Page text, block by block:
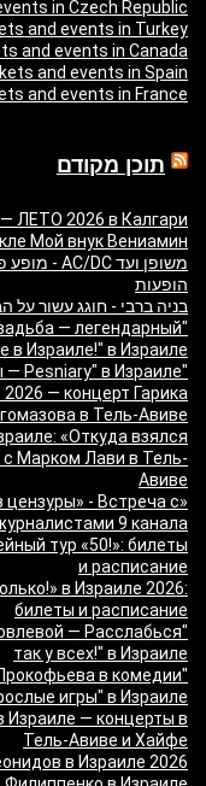
in Czech Republic
and events in Turkey
and events in Canada
and events in Spain
and events in France
תוכן מקודם
— ЛЕТО 2026 в Калгари
Мой внук Вениамин
הופעות
בניה ברבי - חוגג עשור על הבמות! 2026 - כרטיסים
— легендарный
в Израиле!" в Израиле
"Песняры — Pesniary" в Израиле
— концерт Гарика
в Тель-Авиве
«Откуда взялся
Марком Лави в Тель-
Авиве
цензуры» - Встреча с
9 канала
тур «50!»: билеты
и расписание
в Израиле 2026:
билеты и расписание
— Расслабься
так у всех!" в Израиле
в комедии
игры" в Израиле
в Израиле — концерты в
Тель-Авиве и Хайфе
в Израиле 2026